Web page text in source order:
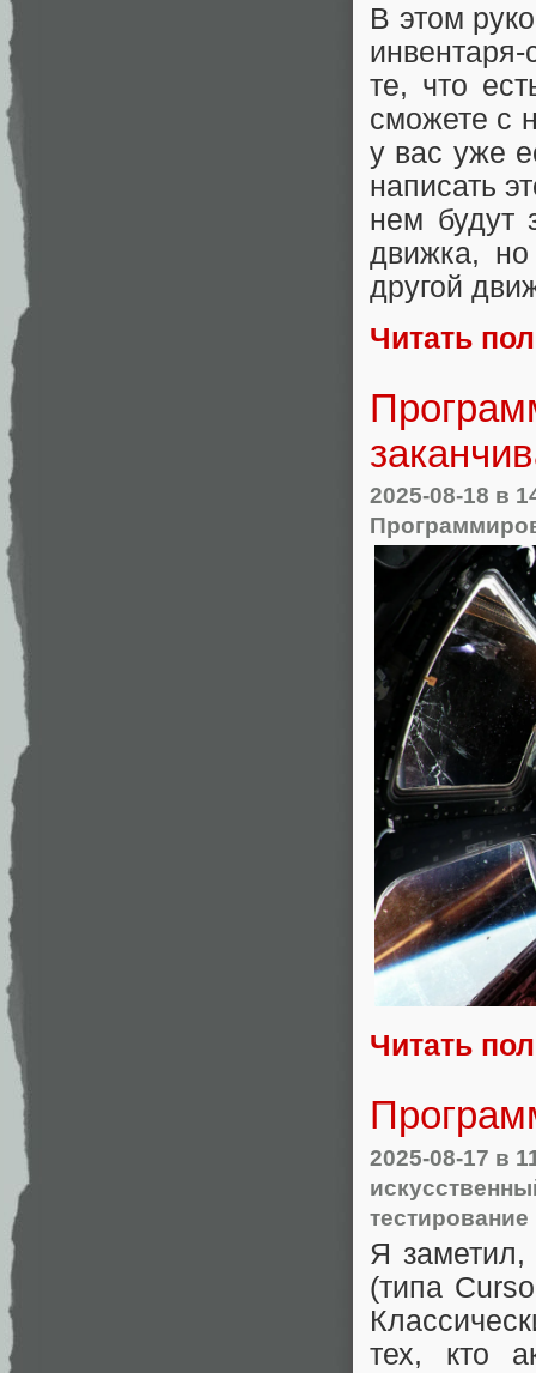
В этом
те, что
сможете с
у вас уже
написать
нем будут
движка,
другой
Читать
2025-08-18 в
Читать
2025-08-17 в
тестирование
Я заметил,
(типа
тех, кто